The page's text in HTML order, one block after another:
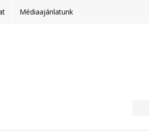
Médiaajánlatunk